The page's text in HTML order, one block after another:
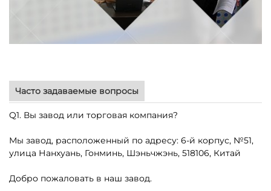
Часто задаваемые вопросы
Q1. Вы завод или торговая компания?
Мы завод, расположенный по адресу: 6-й корпус, №51,
улица Нанхуань, Гонминь, Шэньчжэнь, 518106, Китай
Добро пожаловать в наш завод.